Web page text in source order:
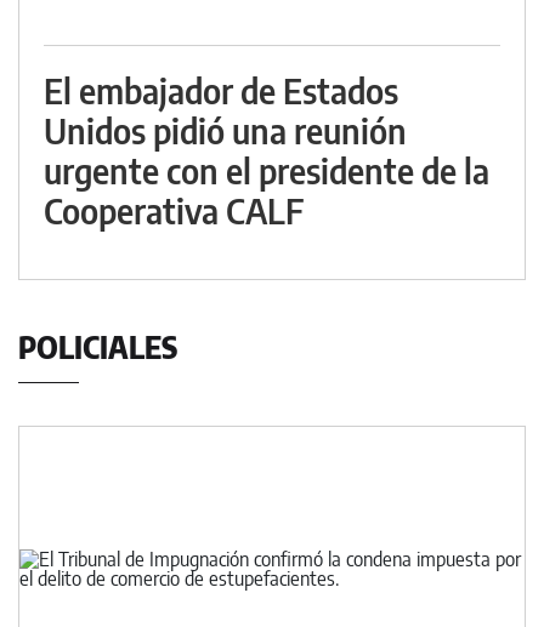
El embajador de Estados
Unidos pidió una reunión
urgente con el presidente de la
Cooperativa CALF
POLICIALES